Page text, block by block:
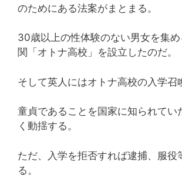
のためにある法案がまとまる。
30歳以上の性体験のない男女を集
関「オトナ高校」を設立したのだ。
そして英人にはオトナ高校の入学召
童貞であることを国家に知られてい
く動揺する。
ただ、入学を拒否すれば逮捕、服役
る。